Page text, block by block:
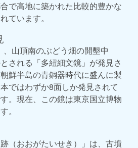
で高地に築かれた比較的豊かな
ています。
山頂南のぶどう畑の開墾中
される「多紐細文鏡」が発見さ
鮮半島の青銅器時代に盛んに製
ではわずか8面しか発見されて
。現在、この鏡は東京国立博物
。
（おおがたいせき）」は、古墳